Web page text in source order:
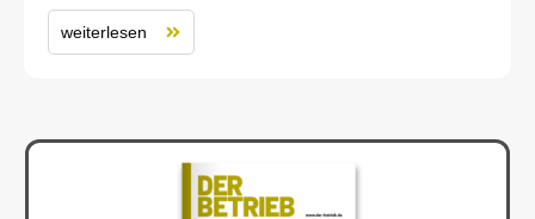
weiterlesen